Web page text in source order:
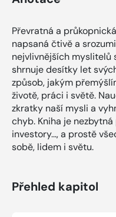
Převratná a
napsaná čtivě a
nejvlivnějších myslitelů
shrnuje desítky let
způsob, jakým
životě, práci i světě.
zkratky naší mysli a
chyb. Kniha je
investory..., a prostě
sobě, lidem i světu.
Přehled kapitol